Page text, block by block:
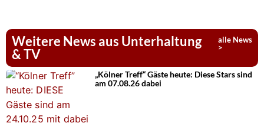
Weitere News aus Unterhaltung
& TV
alle News
>
„Kölner Treff“ Gäste heute: Diese Stars sind
am 07.08.26 dabei